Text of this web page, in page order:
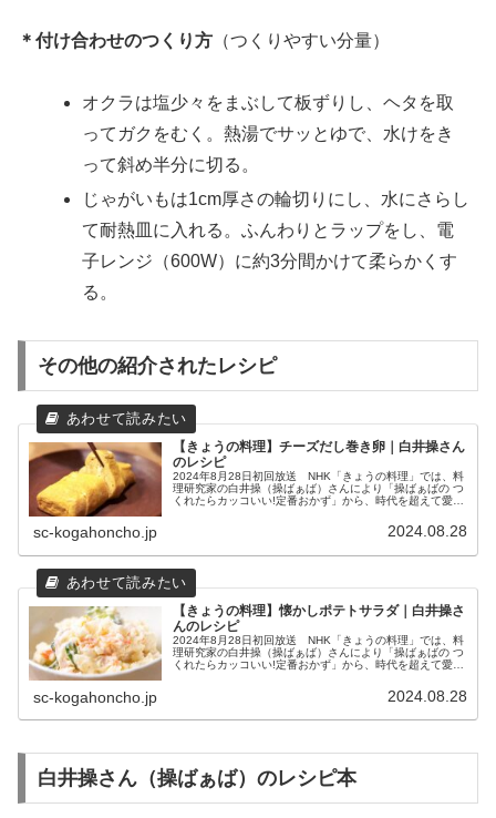
＊付け合わせのつくり方 （つくりやすい分量）
オクラは塩少々をまぶして板ずりし、ヘタを取
ってガクをむく。熱湯でサッとゆで、水けをき
って斜め半分に切る。
じゃがいもは1cm厚さの輪切りにし、水にさらし
て耐熱皿に入れる。ふんわりとラップをし、電
子レンジ（600W）に約3分間かけて柔らかくす
る。
その他の紹介されたレシピ
【きょうの料理】チーズだし巻き卵｜白井操さん
のレシピ
2024年8月28日初回放送 NHK「きょうの料理」では、料
理研究家の白井操（操ばぁば）さんにより「操ばぁばの つ
くれたらカッコいい!定番おかず」から、時代を超えて愛さ
sc-kogahoncho.jp 2024.08.28
【きょうの料理】懐かしポテトサラダ｜白井操さ
んのレシピ
2024年8月28日初回放送 NHK「きょうの料理」では、料
理研究家の白井操（操ばぁば）さんにより「操ばぁばの つ
くれたらカッコいい!定番おかず」から、時代を超えて愛さ
sc-kogahoncho.jp 2024.08.28
白井操さん（操ばぁば）のレシピ本